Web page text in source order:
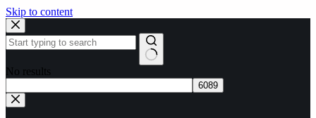
Skip to content
No results